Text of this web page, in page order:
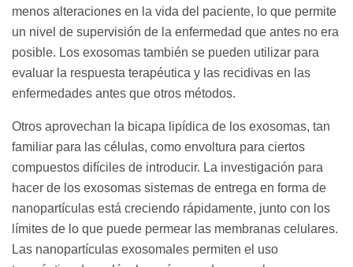
menos alteraciones en la vida del paciente, lo que permite
un nivel de supervisión de la enfermedad que antes no era
posible. Los exosomas también se pueden utilizar para
evaluar la respuesta terapéutica y las recidivas en las
enfermedades antes que otros métodos.
Otros aprovechan la bicapa lipídica de los exosomas, tan
familiar para las células, como envoltura para ciertos
compuestos difíciles de introducir. La investigación para
hacer de los exosomas sistemas de entrega en forma de
nanopartículas está creciendo rápidamente, junto con los
límites de lo que puede permear las membranas celulares.
Las nanopartículas exosomales permiten el uso